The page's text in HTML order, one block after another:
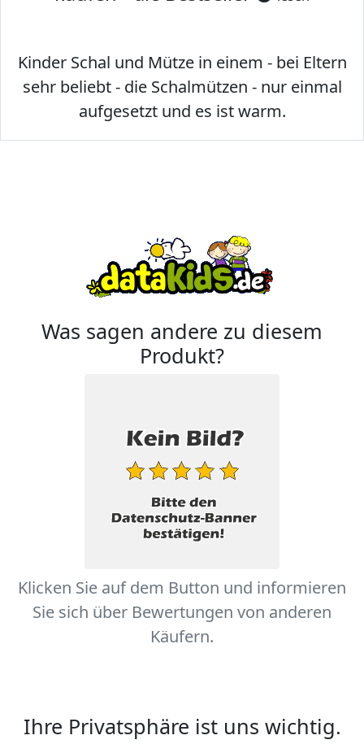
Kinder Schal und Mütze in einem - bei Eltern
sehr beliebt - die Schalmützen - nur einmal
aufgesetzt und es ist warm.
Was sagen andere zu diesem
Produkt?
Klicken Sie auf dem Button und informieren
Sie sich über Bewertungen von anderen
Käufern.
Ihre Privatsphäre ist uns wichtig.